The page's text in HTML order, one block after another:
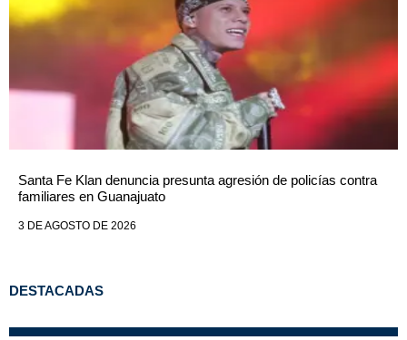
Santa Fe Klan denuncia presunta agresión de policías contra
familiares en Guanajuato
3 DE AGOSTO DE 2026
DESTACADAS